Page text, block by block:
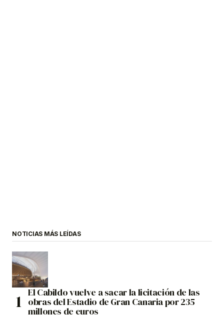
NOTICIAS MÁS LEÍDAS
El Cabildo vuelve a sacar la licitación de las
obras del Estadio de Gran Canaria por 235
millones de euros